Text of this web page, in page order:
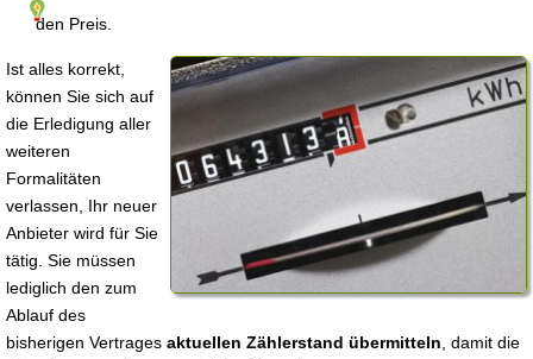
den Preis.
Ist alles korrekt,
können Sie sich auf
die Erledigung aller
weiteren
Formalitäten
verlassen, Ihr neuer
Anbieter wird für Sie
tätig. Sie müssen
lediglich den zum
Ablauf des
bisherigen Vertrages aktuellen Zählerstand übermitteln , damit die